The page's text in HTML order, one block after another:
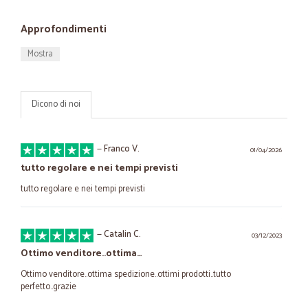
Approfondimenti
Mostra
Dicono di noi
01/04/2026
—Franco V.
tutto regolare e nei tempi previsti
tutto regolare e nei tempi previsti
03/12/2023
—Catalin C.
Ottimo venditore..ottima…
Ottimo venditore..ottima spedizione..ottimi prodotti..tutto
perfetto..grazie